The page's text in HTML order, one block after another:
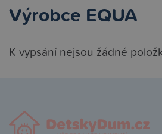
Výrobce EQUA
K vypsání nejsou žádné